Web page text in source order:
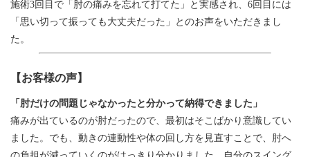
施術3回目で「肘の痛みを忘れて打てた」と実感され、6回目には
「思い切って振っても大丈夫だった」とのお声をいただきまし
た。
【お客様の声】
「肘だけの問題じゃなかったと分かって納得できました」
痛みが出ているのが肘だったので、最初はそこばかり意識してい
ました。でも、動きの連動性や体の回し方を見直すことで、肘へ